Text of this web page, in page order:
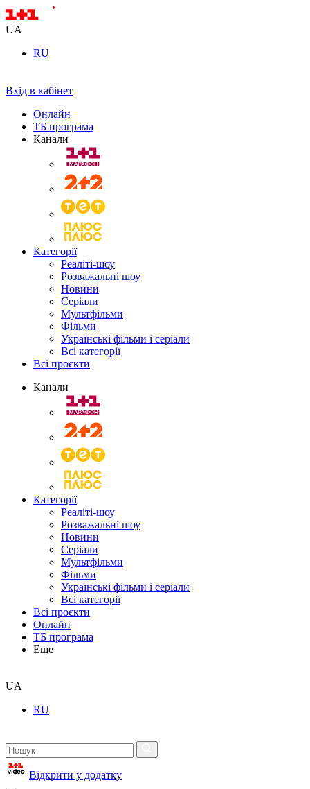
UA
RU
Вхід в кабінет
Онлайн
ТБ програма
Канали
Категорії
Реаліті-шоу
Розважальні шоу
Новини
Серіали
Мультфільми
Фільми
Українські фільми і серіали
Всі категорії
Всі проєкти
Канали
Категорії
Реаліті-шоу
Розважальні шоу
Новини
Серіали
Мультфільми
Фільми
Українські фільми і серіали
Всі категорії
Всі проєкти
Онлайн
ТБ програма
Еще
UA
RU
Відкрити у додатку